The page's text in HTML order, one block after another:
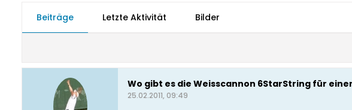
Beiträge Letzte Aktivität Bilder
Wo gibt es die Weisscannon 6StarString für
25.02.2011, 09:49